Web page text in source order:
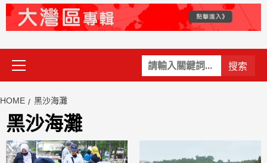
關
鍵
Primary
Menu
HOME 黑沙海灘
黑沙海灘